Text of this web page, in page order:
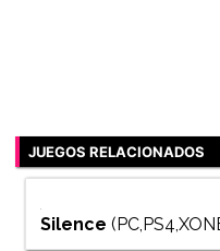
JUEGOS RELACIONADOS
Silence